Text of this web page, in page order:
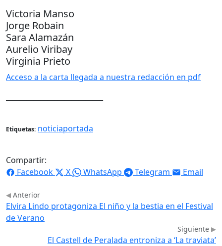
Victoria Manso
Jorge Robain
Sara Alamazán
Aurelio Viribay
Virginia Prieto
Acceso a la carta llegada a nuestra redacción en pdf
Etiquetas: noticiaportada
Compartir:
Facebook
X WhatsApp Telegram Email
Anterior
Elvira Lindo protagoniza El niño y la bestia en el Festival
de Verano
Siguiente
El Castell de Peralada entroniza a ‘La traviata’